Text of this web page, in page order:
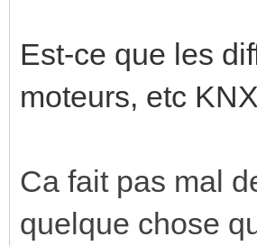
Est-ce que les
moteurs, etc
Ca fait pas mal
quelque chose